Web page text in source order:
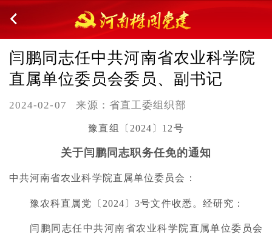
闫鹏同志任中共河南省农业科学院
直属单位委员会委员、副书记
2024-02-07 来源：省直工委组织部
豫直组〔2024〕12号
关于闫鹏同志职务任免的通知
中共河南省农业科学院直属单位委员会：
豫农科直属党〔2024〕3号文件收悉。经研究：
闫鹏同志任中共河南省农业科学院直属单位委员会